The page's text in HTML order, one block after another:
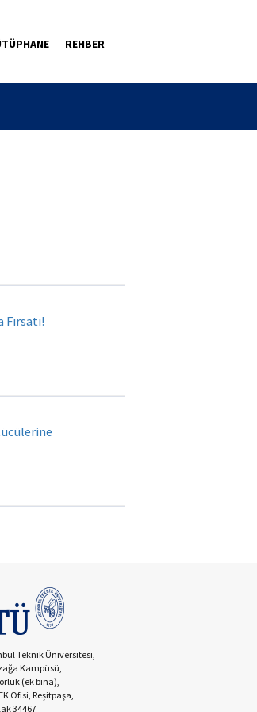
REHBER
Teknik Üniversitesi,
Kampüsü,
(ek bina),
Ofisi, Reşitpaşa,
34467